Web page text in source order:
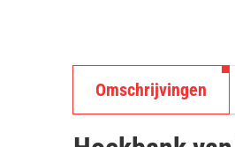
Omschrijvingen